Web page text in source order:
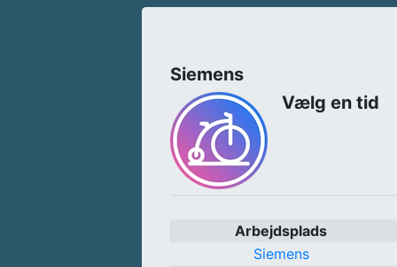
Siemens
Vælg en tid
Arbejdsplads
Siemens